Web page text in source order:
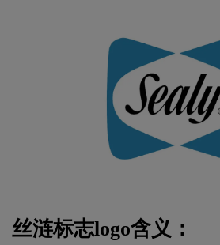
丝涟标志logo含义：